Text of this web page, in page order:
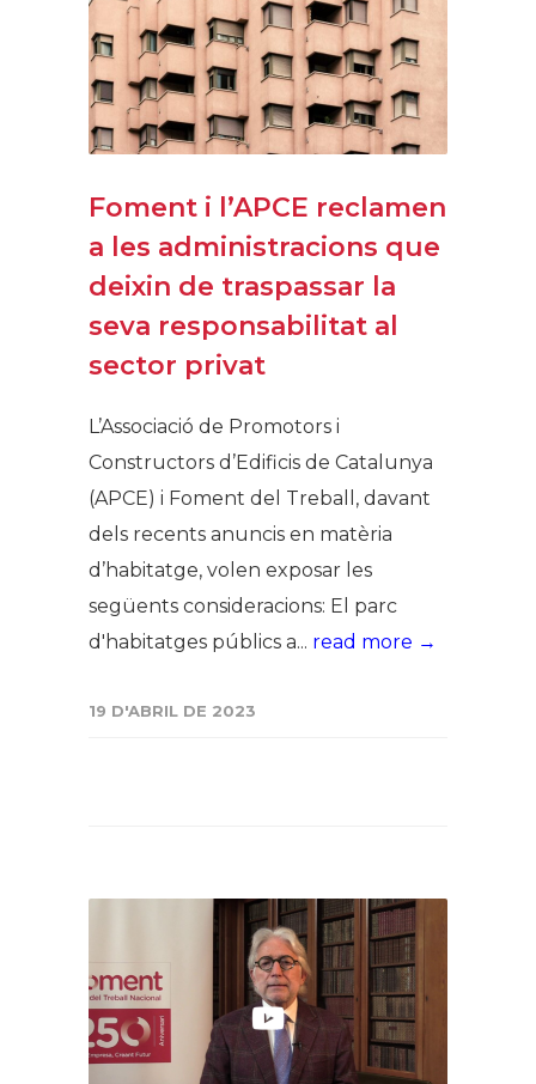
Foment i l’APCE reclamen
a les administracions que
deixin de traspassar la
seva responsabilitat al
sector privat
L’Associació de Promotors i
Constructors d’Edificis de Catalunya
(APCE) i Foment del Treball, davant
dels recents anuncis en matèria
d’habitatge, volen exposar les
següents consideracions: El parc
d'habitatges públics a... read more →
19 D'ABRIL DE 2023